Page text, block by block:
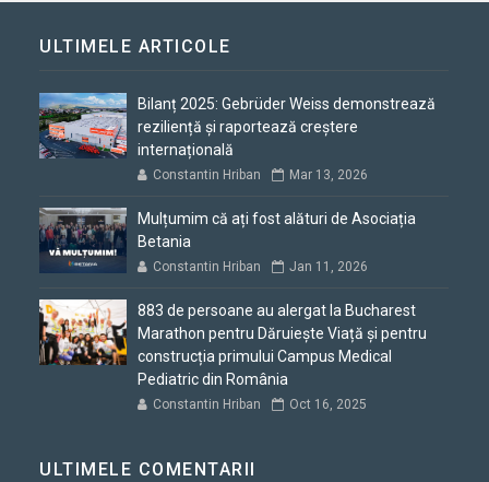
ULTIMELE ARTICOLE
Bilanț 2025: Gebrüder Weiss demonstrează
reziliență și raportează creștere
internațională
Constantin Hriban Mar 13, 2026
Mulțumim că ați fost alături de Asociația
Betania
Constantin Hriban Jan 11, 2026
883 de persoane au alergat la Bucharest
Marathon pentru Dăruiește Viață și pentru
construcția primului Campus Medical
Pediatric din România
Constantin Hriban Oct 16, 2025
ULTIMELE COMENTARII